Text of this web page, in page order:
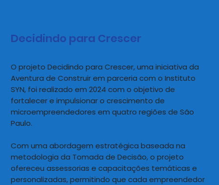
Decidindo para Crescer
O projeto Decidindo para Crescer, uma iniciativa da
Aventura de Construir em parceria com o Instituto
SYN, foi realizado em 2024 com o objetivo de
fortalecer e impulsionar o crescimento de
microempreendedores em quatro regiões de São
Paulo.
Com uma abordagem estratégica baseada na
metodologia da Tomada de Decisão, o projeto
ofereceu assessorias e capacitações temáticas e
personalizadas, permitindo que cada empreendedor